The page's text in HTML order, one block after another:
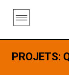
PROJETS: